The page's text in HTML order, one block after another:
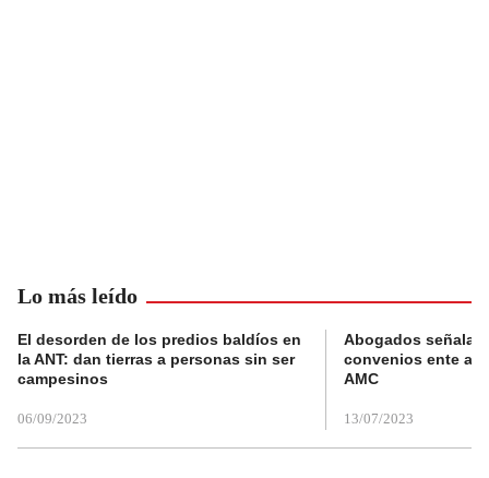
Lo más leído
El desorden de los predios baldíos en
la ANT: dan tierras a personas sin ser
campesinos
06/09/2023
Abogados
convenios ente
AMC
13/07/2023